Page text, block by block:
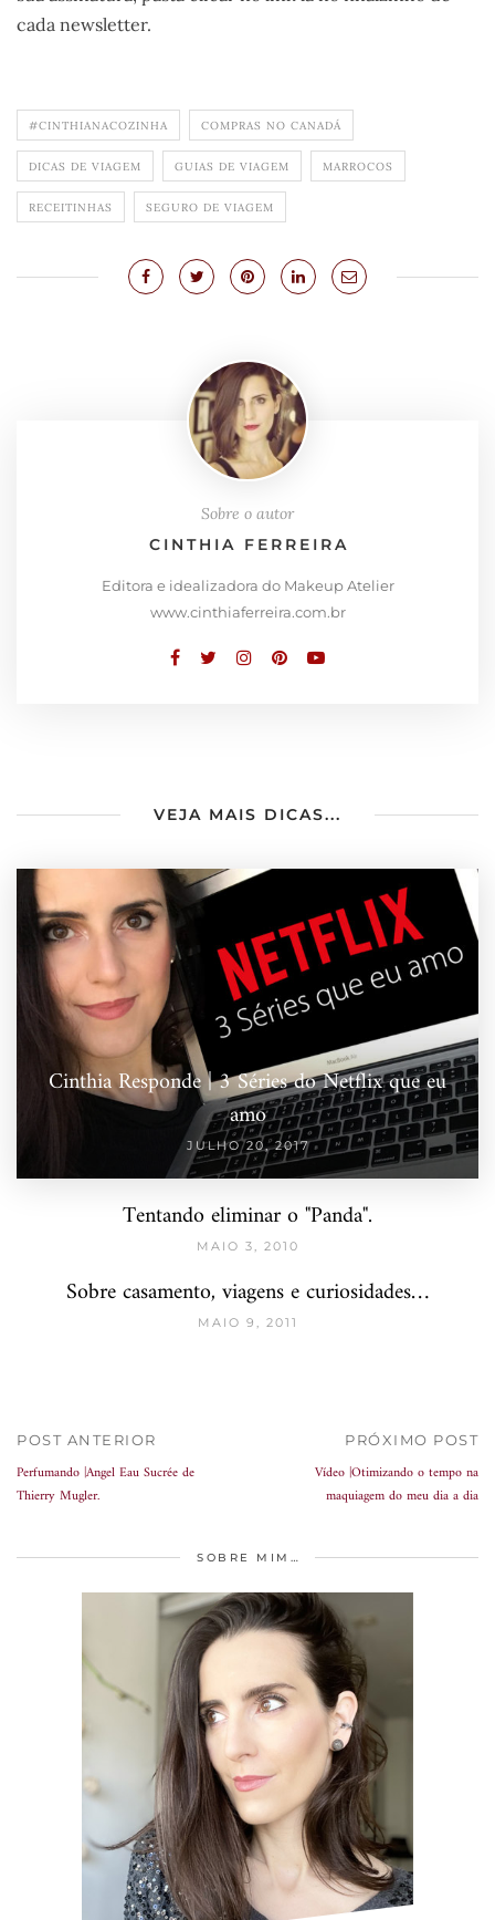
cada newsletter.
#CINTHIANACOZINHA COMPRAS NO CANADÁ
DICAS DE VIAGEM GUIAS DE VIAGEM MARROCOS
RECEITINHAS SEGURO DE VIAGEM
Sobre o autor
CINTHIA FERREIRA
Editora e idealizadora do Makeup Atelier
www.cinthiaferreira.com.br
VEJA MAIS DICAS...
Cinthia Responde | 3 Séries do Netflix que eu
amo
JULHO 20, 2017
Tentando eliminar o "Panda".
MAIO 3, 2010
Sobre casamento, viagens e curiosidades…
MAIO 9, 2011
POST ANTERIOR
Perfumando |Angel Eau Sucrée de
Thierry Mugler.
PRÓXIMO POST
Vídeo |Otimizando o tempo na
maquiagem do meu dia a dia
SOBRE MIM…